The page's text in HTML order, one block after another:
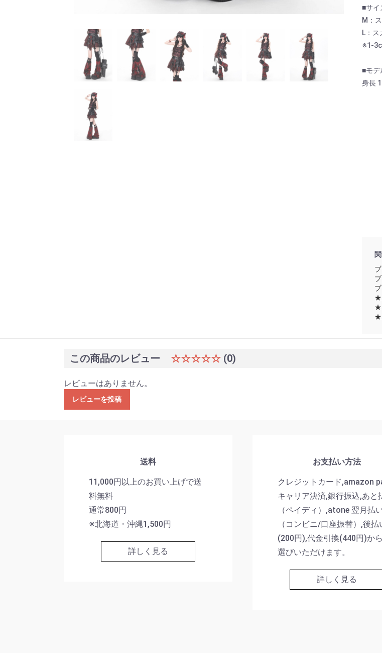
■サイ
M：
L：
※1-
■モデ
身長
★
★
★
この商品のレビュー ☆☆☆☆☆ (0)
レビューはありません。
レビューを投稿
送料
11,000円以上のお買い上げで送
料無料
通常800円
※北海道・沖縄1,500円
詳しく見る
お支払い方法
クレジットカード,amazon
キャリア決済,銀行振込,あと
（ペイディ）,atone 翌月払
（コンビニ/口座振替）,後払
(200円),代金引換(440円)か
選びいただけます。
詳しく見る